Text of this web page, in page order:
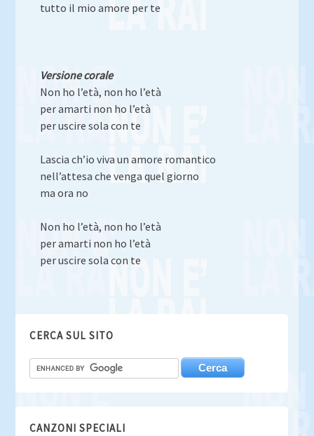
tutto il mio amore per te
Versione corale
Non ho l’età, non ho l’età
per amarti non ho l’età
per uscire sola con te
Lascia ch’io viva un amore romantico
nell’attesa che venga quel giorno
ma ora no
Non ho l’età, non ho l’età
per amarti non ho l’età
per uscire sola con te
CERCA SUL SITO
CANZONI SPECIALI